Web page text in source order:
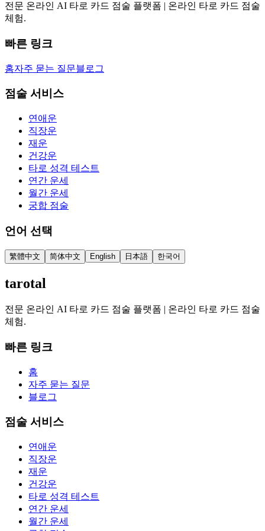
전문 온라인 AI 타로 카드 점술 플랫폼 | 온라인 타로 카드 점술
체험.
빠른 링크
홈자주 묻는 질문블로그
점술 서비스
연애운
직장운
재운
건강운
타로 성격 테스트
연간 운세
월간 운세
궁합 점술
언어 선택
繁體中文 简体中文 English 日本語 한국어
tarotal
전문 온라인 AI 타로 카드 점술 플랫폼 | 온라인 타로 카드 점술
체험.
빠른 링크
홈
자주 묻는 질문
블로그
점술 서비스
연애운
직장운
재운
건강운
타로 성격 테스트
연간 운세
월간 운세